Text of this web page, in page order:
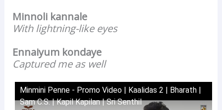
Minnoli kannale
With lightning-like eyes
Ennaiyum kondaye
Captured me as well
Minmini Penne - Promo Video | Kaalidas 2 | Bharath |
Sam C.S. | Kapil Kapilan | Sri Senthil